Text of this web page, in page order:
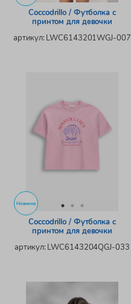
Coccodrillo / Футболка с
принтом для девочки
артикул: LWC6143201WGJ-007
Новинка
Coccodrillo / Футболка с
принтом для девочки
артикул: LWC6143204QGJ-033